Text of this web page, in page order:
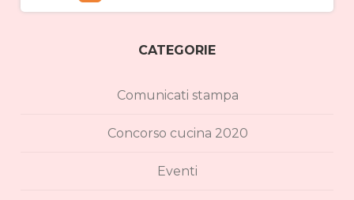
CATEGORIE
Comunicati stampa
Concorso cucina 2020
Eventi